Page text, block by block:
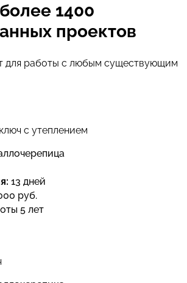
1400
проектов
для работы с любым существующим
с утеплением
13 дней
руб.
5 лет